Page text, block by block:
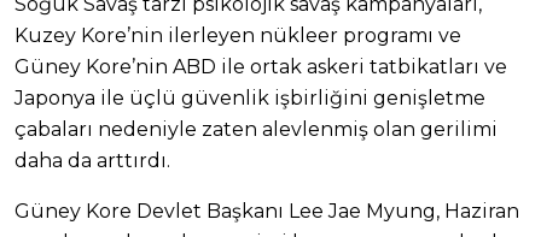
Soğuk Savaş tarzı psikolojik savaş kampanyaları,
Kuzey Kore’nin ilerleyen nükleer programı ve
Güney Kore’nin ABD ile ortak askeri tatbikatları ve
Japonya ile üçlü güvenlik işbirliğini genişletme
çabaları nedeniyle zaten alevlenmiş olan gerilimi
daha da arttırdı.
Güney Kore Devlet Başkanı Lee Jae Myung, Haziran